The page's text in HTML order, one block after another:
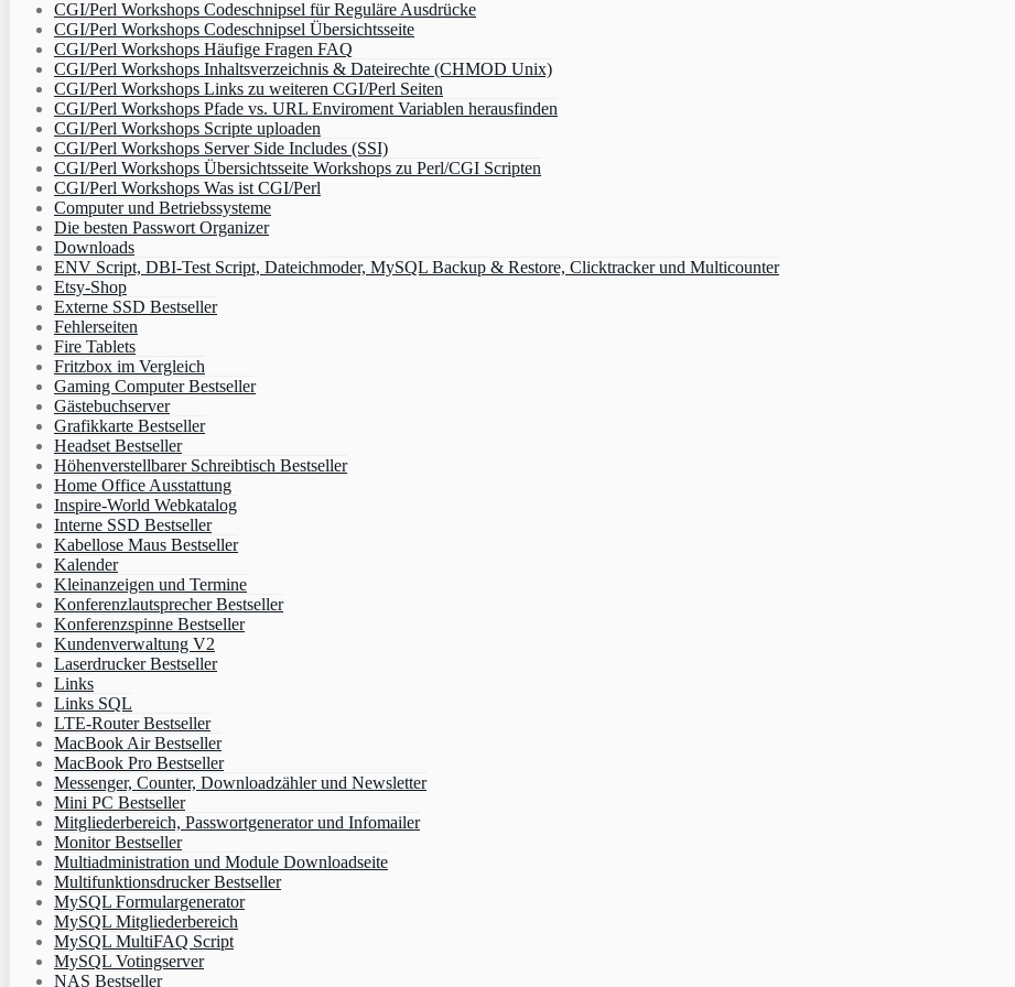
CGI/Perl Workshops Codeschnipsel für Reguläre Ausdrücke
CGI/Perl Workshops Codeschnipsel Übersichtsseite
CGI/Perl Workshops Häufige Fragen FAQ
CGI/Perl Workshops Inhaltsverzeichnis & Dateirechte (CHMOD Unix)
CGI/Perl Workshops Links zu weiteren CGI/Perl Seiten
CGI/Perl Workshops Pfade vs. URL Enviroment Variablen herausfinden
CGI/Perl Workshops Scripte uploaden
CGI/Perl Workshops Server Side Includes (SSI)
CGI/Perl Workshops Übersichtsseite Workshops zu Perl/CGI Scripten
CGI/Perl Workshops Was ist CGI/Perl
Computer und Betriebssysteme
Die besten Passwort Organizer
Downloads
ENV Script, DBI-Test Script, Dateichmoder, MySQL Backup & Restore, Clicktracker und Multicounter
Etsy-Shop
Externe SSD Bestseller
Fehlerseiten
Fire Tablets
Fritzbox im Vergleich
Gaming Computer Bestseller
Gästebuchserver
Grafikkarte Bestseller
Headset Bestseller
Höhenverstellbarer Schreibtisch Bestseller
Home Office Ausstattung
Inspire-World Webkatalog
Interne SSD Bestseller
Kabellose Maus Bestseller
Kalender
Kleinanzeigen und Termine
Konferenzlautsprecher Bestseller
Konferenzspinne Bestseller
Kundenverwaltung V2
Laserdrucker Bestseller
Links
Links SQL
LTE-Router Bestseller
MacBook Air Bestseller
MacBook Pro Bestseller
Messenger, Counter, Downloadzähler und Newsletter
Mini PC Bestseller
Mitgliederbereich, Passwortgenerator und Infomailer
Monitor Bestseller
Multiadministration und Module Downloadseite
Multifunktionsdrucker Bestseller
MySQL Formulargenerator
MySQL Mitgliederbereich
MySQL MultiFAQ Script
MySQL Votingserver
NAS Bestseller